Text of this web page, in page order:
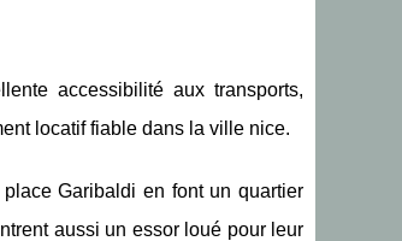
accessibilité aux transports,
locatif fiable dans la ville nice.
Garibaldi en font un quartier
aussi un essor loué pour leur